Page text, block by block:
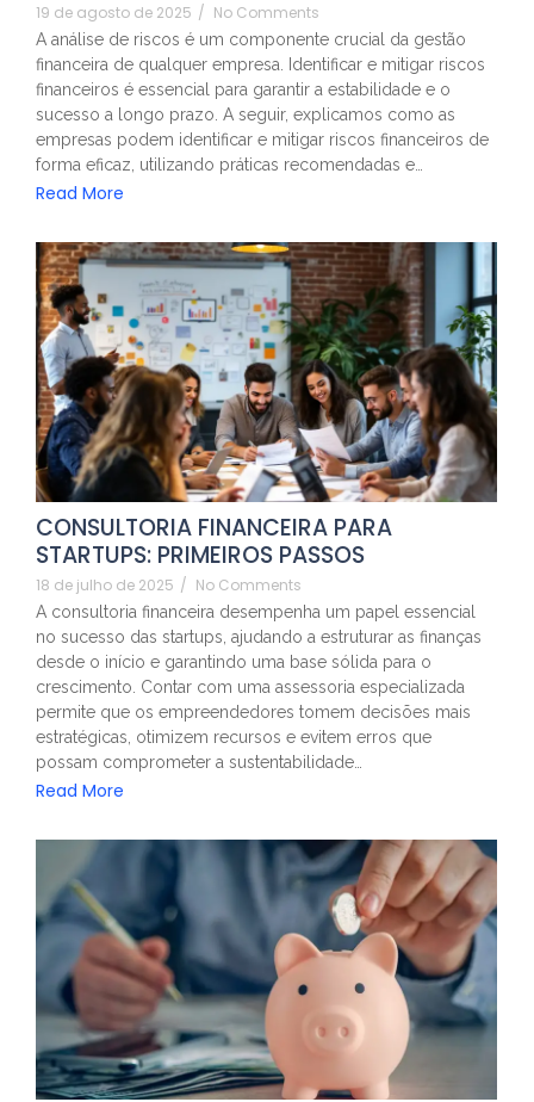
19 de agosto de 2025 / No Comments
A análise de riscos é um componente crucial da gestão
financeira de qualquer empresa. Identificar e mitigar riscos
financeiros é essencial para garantir a estabilidade e o
sucesso a longo prazo. A seguir, explicamos como as
empresas podem identificar e mitigar riscos financeiros de
forma eficaz, utilizando práticas recomendadas e…
Read More
CONSULTORIA FINANCEIRA PARA
STARTUPS: PRIMEIROS PASSOS
18 de julho de 2025 / No Comments
A consultoria financeira desempenha um papel essencial
no sucesso das startups, ajudando a estruturar as finanças
desde o início e garantindo uma base sólida para o
crescimento. Contar com uma assessoria especializada
permite que os empreendedores tomem decisões mais
estratégicas, otimizem recursos e evitem erros que
possam comprometer a sustentabilidade…
Read More